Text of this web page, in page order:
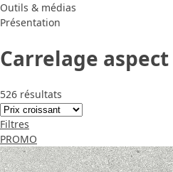
Outils & médias
Présentation
Carrelage
526 résultats
Filtres
PROMO